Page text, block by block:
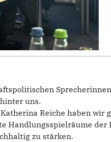
uns.
Reiche haben wir
Handlungsspielräume der
zu stärken.